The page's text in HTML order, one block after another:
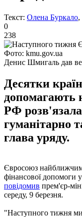
Текст: Олена Буркало,
0
238
Фото: kmu.gov.ua
Денис Шмигаль дав
Десятки
допомагають
РФ розв'язала
гуманітарно
глава уряду.
Євросоюз
фінансової допомоги
повідомив прем'єр-
середу, 9 березня.
"Наступного тижня